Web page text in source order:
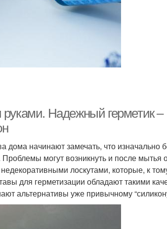
руками. Надежный герметик –
дома начинают замечать, что изначально
могут возникнуть и после мытья
лоскутами, которые, к
для герметизации обладают такими
альтернативы уже привычному